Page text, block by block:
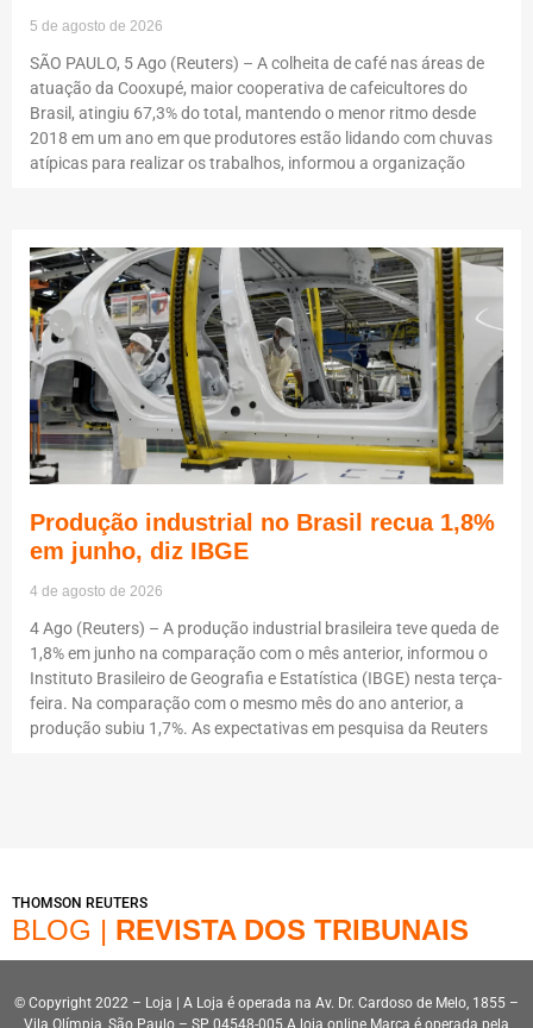
5 de agosto de 2026
SÃO PAULO, 5 Ago (Reuters) – A colheita de café nas áreas de
atuação da Cooxupé, maior cooperativa de cafeicultores do
Brasil, atingiu 67,3% do total, mantendo o menor ritmo desde
2018 em um ano em que produtores estão lidando com chuvas
atípicas para realizar os trabalhos, informou a organização
Produção industrial no Brasil recua 1,8%
em junho, diz IBGE
4 de agosto de 2026
4 Ago (Reuters) – A produção industrial brasileira teve queda de
1,8% em junho na comparação com o mês anterior, informou o
Instituto Brasileiro de Geografia e Estatística (IBGE) nesta terça-
feira. Na comparação com o mesmo mês do ano anterior, a
produção subiu 1,7%. As expectativas em pesquisa da Reuters
THOMSON REUTERS
BLOG | REVISTA DOS TRIBUNAIS
© Copyright 2022 – Loja | A Loja é operada na Av. Dr. Cardoso de Melo, 1855 –
Vila Olímpia, São Paulo – SP, 04548-005.A loja online Marca é operada pela